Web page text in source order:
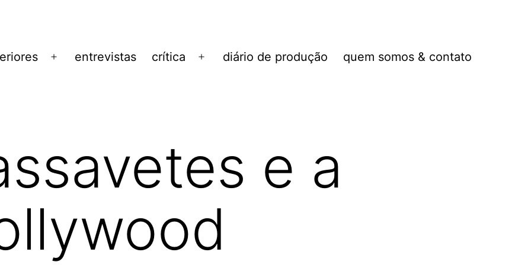
Abrir
entrevistas crítica
Abrir
diário de produção quem somos & contato
e a